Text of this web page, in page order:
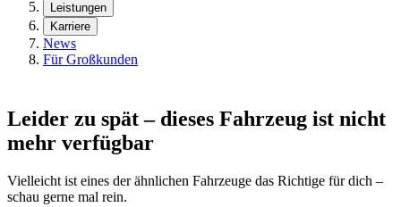
Leistungen
Karriere
News
Für Großkunden
Leider zu spät – dieses Fahrzeug ist nicht
mehr verfügbar
Vielleicht ist eines der ähnlichen Fahrzeuge das Richtige für dich –
schau gerne mal rein.